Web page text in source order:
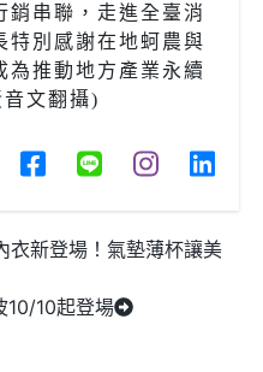
銷串聯，走進全臺消
特別感謝在地蚵農與
為推動地方產業永續
文翻攝)
衣新登場！氣墊薄杯讓美
10/10起登場